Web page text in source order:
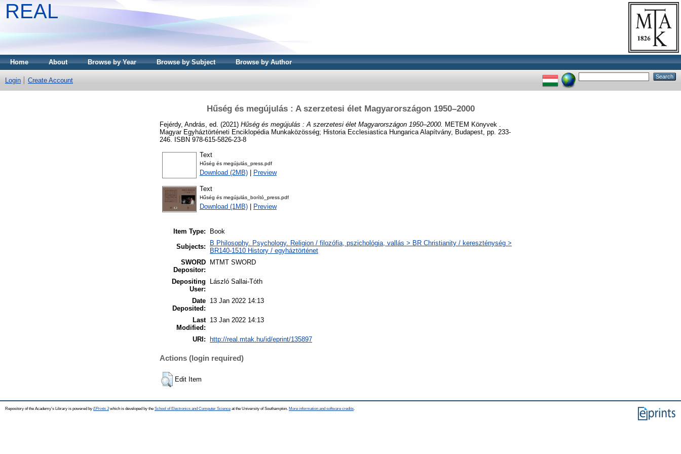
REAL
Home About Browse by Year Browse by Subject Browse by Author
Login Create Account
Hűség és megújulás : A szerzetesi élet Magyarországon 1950–2000
Fejérdy, András , ed. (2021) Hűség és megújulás : A szerzetesi élet Magyarországon 1950–2000. METEM Könyvek .
Magyar Egyháztörténeti Enciklopédia Munkaközösség; Historia Ecclesiastica Hungarica Alapítvány, Budapest, pp. 233-
246. ISBN 978-615-5826-23-8
Text
Hűség és megújulás_press.pdf
Download (2MB) Preview
Text
Hűség és megújulás_borító_press.pdf
Download (1MB) Preview
Item Type:
Book
Subjects:
B Philosophy. Psychology. Religion / filozófia, pszichológia, vallás > BR Christianity / kereszténység >
BR140-1510 History / egyháztörténet
SWORD
Depositor:
MTMT SWORD
Depositing
User:
László Sallai-Tóth
Date
Deposited:
13 Jan 2022 14:13
Last
Modified:
13 Jan 2022 14:13
URI: http://real.mtak.hu/id/eprint/135897
Actions (login required)
Edit Item
Repository of the Academy's Library is powered by EPrints 3which is developed by the School of Electronics and Computer Science at the University of Southampton. More information and software credits